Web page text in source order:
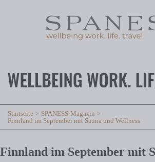
Startseite
SPANESS-Magazin
Finnland im September mit Sauna und Wellness
Finnland im September mit